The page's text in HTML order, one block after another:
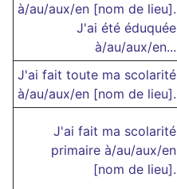
à/au/aux/en [nom de lieu].
J'ai été éduquée
à/au/aux/en...
J'ai fait toute ma scolarité
à/au/aux/en [nom de lieu].
J'ai fait ma scolarité
primaire à/au/aux/en
[nom de lieu].